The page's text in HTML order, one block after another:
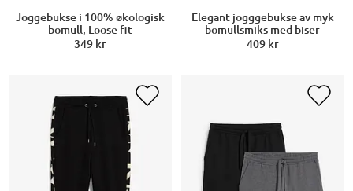
Joggebukse i 100% økologisk
bomull, Loose fit
349 kr
Elegant jogggebukse av myk
bomullsmiks med biser
409 kr